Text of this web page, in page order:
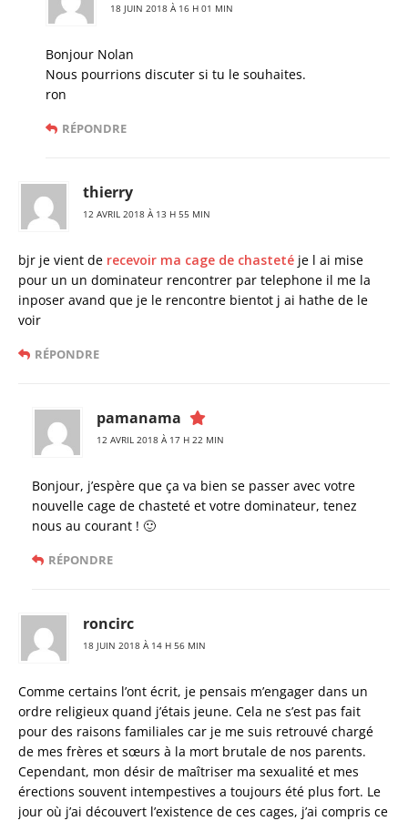
18 JUIN 2018 À 16 H 01 MIN
Bonjour Nolan
Nous pourrions discuter si tu le souhaites.
ron
RÉPONDRE
thierry
12 AVRIL 2018 À 13 H 55 MIN
bjr je vient de recevoir ma cage de chasteté je l ai mise
pour un un dominateur rencontrer par telephone il me la
inposer avand que je le rencontre bientot j ai hathe de le
voir
RÉPONDRE
pamanama
12 AVRIL 2018 À 17 H 22 MIN
Bonjour, j’espère que ça va bien se passer avec votre
nouvelle cage de chasteté et votre dominateur, tenez
nous au courant ! 🙂
RÉPONDRE
roncirc
18 JUIN 2018 À 14 H 56 MIN
Comme certains l’ont écrit, je pensais m’engager dans un
ordre religieux quand j’étais jeune. Cela ne s’est pas fait
pour des raisons familiales car je me suis retrouvé chargé
de mes frères et sœurs à la mort brutale de nos parents.
Cependant, mon désir de maîtriser ma sexualité et mes
érections souvent intempestives a toujours été plus fort. Le
jour où j’ai découvert l’existence de ces cages, j’ai compris ce